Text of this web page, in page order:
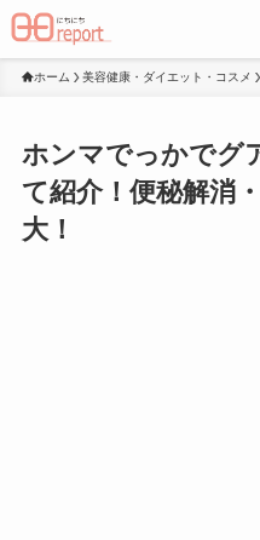
ホーム 美容健康・ダイエット・コスメ
ホンマでっかでグ
て紹介！便秘解消
大！